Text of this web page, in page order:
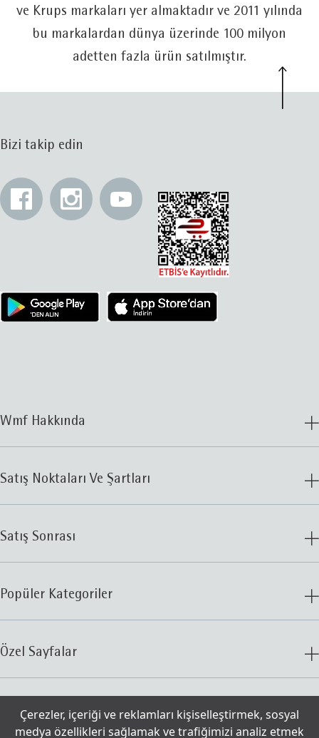
Çerezler, içeriği ve reklamları kişiselleştirmek, sosyal
medya özellikleri sağlamak ve trafiğimizi analiz etmek
ve Krups markaları yer almaktadır ve 2011 yılında
bu markalardan dünya üzerinde 100 milyon
adetten fazla ürün satılmıştır.
Bizi takip edin
Wmf Hakkında
Satış Noktaları Ve Şartları
Satış Sonrası
Popüler Kategoriler
Özel Sayfalar
İletişim